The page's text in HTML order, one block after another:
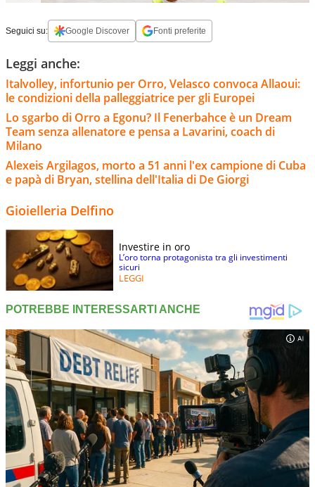
Seguici su: Google Discover Fonti preferite
Leggi anche:
Italvolley, infortunio per Orro, Velasco convoca Allaoui:
le condizioni della palleggiatrice per gli Europei
Lo sgarbo di Orro a Egonu? Il Fenerbahce è un Dream
Team senza allenatore e pensa a Lavarini, coach di
Milano
Alexeis Argilagos, morto a 51 anni l'ex campione di Cuba
e papà di Bryan, stellina dell'Italia di De Giorgi
Gioielleria Delfino
Investire in oro
L’oro torna protagonista tra gli investimenti
sicuri
LEGGI